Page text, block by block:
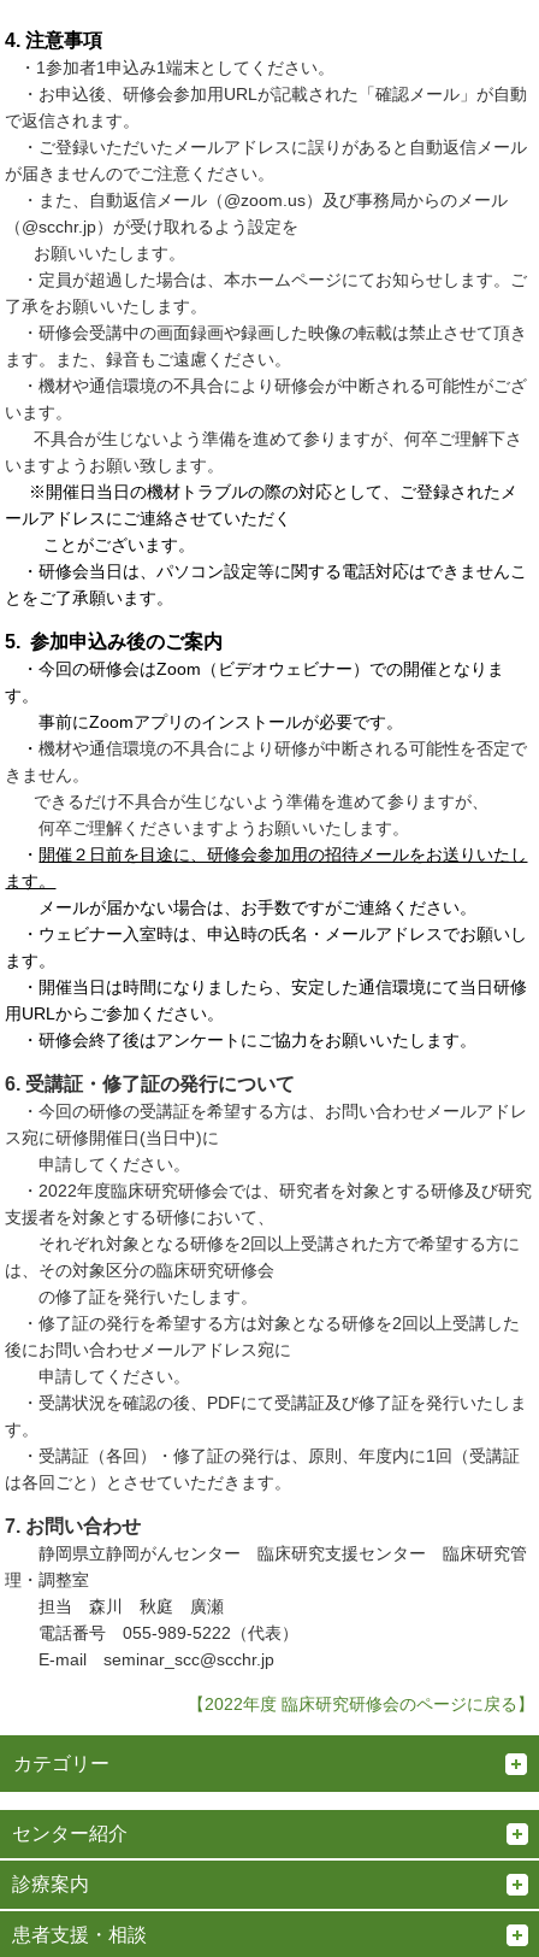
4. 注意事項
・1参加者1申込み1端末としてください。
・お申込後、研修会参加用URLが記載された「確認メール」が自動
で返信されます。
・ご登録いただいたメールアドレスに誤りがあると自動返信メール
が届きませんのでご注意ください。
・また、自動返信メール（@zoom.us）及び事務局からのメール
（@scchr.jp）が受け取れるよう設定を
お願いいたします。
・定員が超過した場合は、本ホームページにてお知らせします。ご
了承をお願いいたします。
・研修会受講中の画面録画や録画した映像の転載は禁止させて頂き
ます。また、録音もご遠慮ください。
・機材や通信環境の不具合により研修会が中断される可能性がござ
います。
不具合が生じないよう準備を進めて参りますが、何卒ご理解下さ
いますようお願い致します。
※開催日当日の機材トラブルの際の対応として、ご登録されたメ
ールアドレスにご連絡させていただく
ことがございます。
・研修会当日は、パソコン設定等に関する電話対応はできませんこ
とをご了承願います。
5. 参加申込み後のご案内
・今回の研修会はZoom（ビデオウェビナー）での開催となりま
す。
事前にZoomアプリのインストールが必要です。
・機材や通信環境の不具合により研修が中断される可能性を否定で
きません。
できるだけ不具合が生じないよう準備を進めて参りますが、
何卒ご理解くださいますようお願いいたします。
・ 開催２日前を目途に、研修会参加用の招待メールをお送りいたし
ます。
メールが届かない場合は、お手数ですがご連絡ください。
・ウェビナー入室時は、申込時の氏名・メールアドレスでお願いし
ます。
・開催当日は時間になりましたら、安定した通信環境にて当日研修
用URLからご参加ください。
・研修会終了後はアンケートにご協力をお願いいたします。
6. 受講証・修了証の発行について
・今回の研修の受講証を希望する方は、お問い合わせメールアドレ
ス宛に研修開催日(当日中)に
申請してください。
・2022年度臨床研究研修会では、研究者を対象とする研修及び研究
支援者を対象とする研修において、
それぞれ対象となる研修を2回以上受講された方で希望する方に
は、その対象区分の臨床研究研修会
の修了証を発行いたします。
・修了証の発行を希望する方は対象となる研修を2回以上受講した
後にお問い合わせメールアドレス宛に
申請してください。
・受講状況を確認の後、PDFにて受講証及び修了証を発行いたしま
す。
・受講証（各回）・修了証の発行は、原則、年度内に1回（受講証
は各回ごと）とさせていただきます。
7. お問い合わせ
静岡県立静岡がんセンター 臨床研究支援センター 臨床研究管
理・調整室
担当 森川 秋庭 廣瀬
電話番号 055-989-5222（代表）
E-mail seminar_scc@scchr.jp
【2022年度 臨床研究研修会のページに戻る】
カテゴリー
センター紹介
診療案内
患者支援・相談